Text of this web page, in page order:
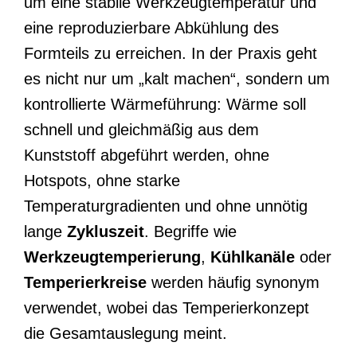
eine reproduzierbare Abkühlung des
Formteils zu erreichen. In der Praxis geht
es nicht nur um „kalt machen“, sondern um
kontrollierte Wärmeführung: Wärme soll
schnell und gleichmäßig aus dem
Kunststoff abgeführt werden, ohne
Hotspots, ohne starke
Temperaturgradienten und ohne unnötig
lange Zykluszeit. Begriffe wie
Werkzeugtemperierung, Kühlkanäle oder
Temperierkreise werden häufig synonym
verwendet, wobei das Temperierkonzept
die Gesamtauslegung meint.